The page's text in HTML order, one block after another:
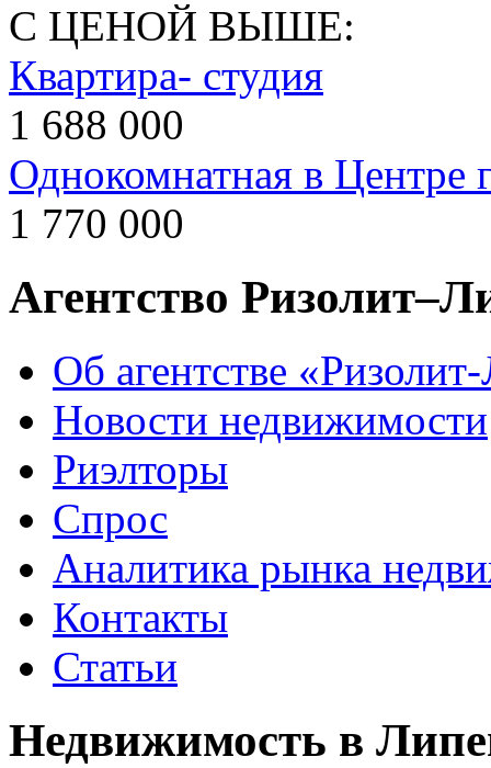
С ЦЕНОЙ ВЫШЕ:
Квартира- студия
1 688 000
Однокомнатная в Центре
1 770 000
Агентство
Об агентстве
Новости недвижимости
Риэлторы
Спрос
Аналитика рынка
Контакты
Статьи
Недвижимость в